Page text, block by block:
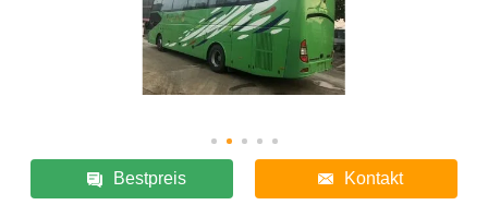
Bestpreis Kontakt